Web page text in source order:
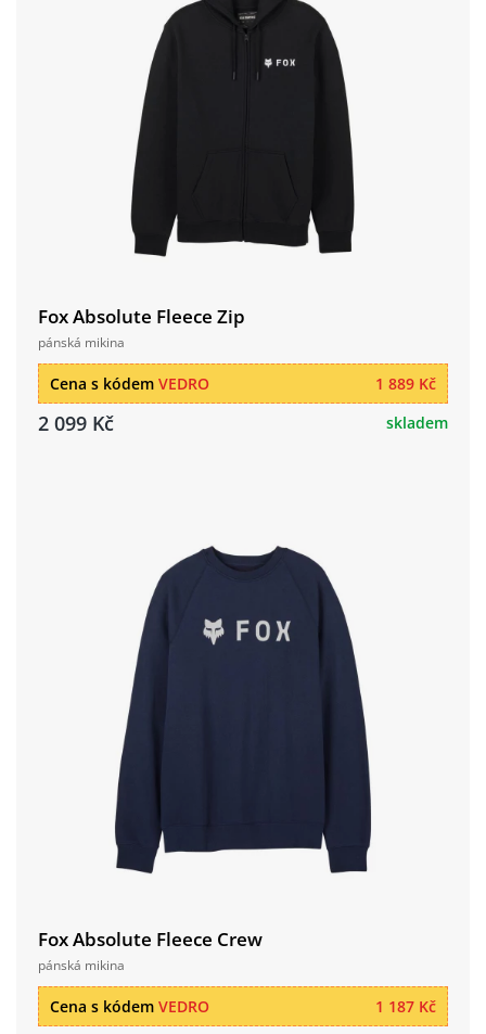
Fox Absolute Fleece Zip
pánská mikina
1 889 Kč
Cena s kódem VEDRO
2 099 Kč skladem
Fox Absolute Fleece Crew
pánská mikina
1 187 Kč
Cena s kódem VEDRO